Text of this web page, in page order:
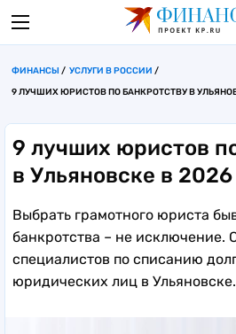
ФИНАНСЫ
УСЛУГИ В РОССИИ
9 ЛУЧШИХ ЮРИСТОВ ПО БАНКРОТСТВУ В
9 лучших юристов
в Ульяновске в 2026
Выбрать грамотного юриста
банкротства – не исключение.
специалистов по списанию
юридических лиц в Ульяновске.